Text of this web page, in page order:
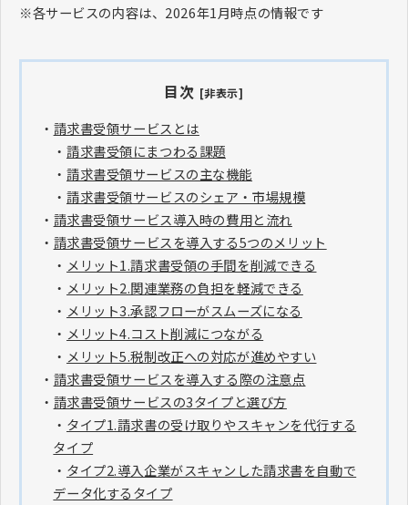
※各サービスの内容は、2026年1月時点の情報です
目次 [非表示]
・ 請求書受領サービスとは
・ 請求書受領にまつわる課題
・ 請求書受領サービスの主な機能
・ 請求書受領サービスのシェア・市場規模
・ 請求書受領サービス導入時の費用と流れ
・ 請求書受領サービスを導入する5つのメリット
・ メリット1.請求書受領の手間を削減できる
・ メリット2.関連業務の負担を軽減できる
・ メリット3.承認フローがスムーズになる
・ メリット4.コスト削減につながる
・ メリット5.税制改正への対応が進めやすい
・ 請求書受領サービスを導入する際の注意点
・ 請求書受領サービスの3タイプと選び方
・ タイプ1.請求書の受け取りやスキャンを代行する
タイプ
・ タイプ2.導入企業がスキャンした請求書を自動で
データ化するタイプ